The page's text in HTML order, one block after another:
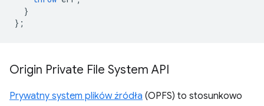
}
};
Origin Private File System API
Prywatny system plików źródła (OPFS) to stosunkowo